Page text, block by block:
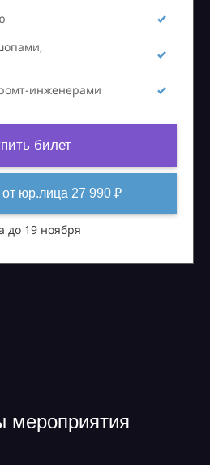
инженерами
билет
юр.лица 27 990 ₽
до 19 ноября
мероприятия